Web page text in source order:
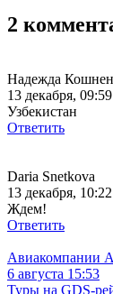
2
Надежда
13 декабря, 09:59
Узбекистан
Ответить
Daria Snetkova
13 декабря, 10:22
Ждем!
Ответить
Авиакомпании
6 августа 15:53
Туры на GDS-